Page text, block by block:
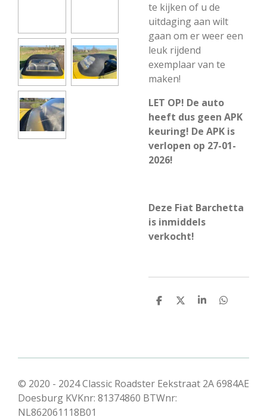
te kijken of u de
uitdaging aan wilt
gaan om er weer een
leuk rijdend
exemplaar van te
maken!
LET OP! De auto
heeft dus geen APK
keuring! De APK is
verlopen op 27-01-
2026!
Deze Fiat Barchetta
is inmiddels
verkocht!
D
D
S
D
© 2020 - 2024 Classic Roadster Eekstraat 2A 6984AE
Doesburg KVKnr: 81374860 BTWnr:
NL862061118B01